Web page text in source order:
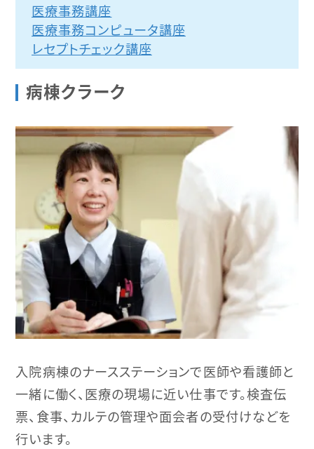
医療事務講座
医療事務コンピュータ講座
レセプトチェック講座
病棟クラーク
入院病棟のナースステーションで医師や看護師と
一緒に働く、医療の現場に近い仕事です。検査伝
票、食事、カルテの管理や面会者の受付けなどを
行います。